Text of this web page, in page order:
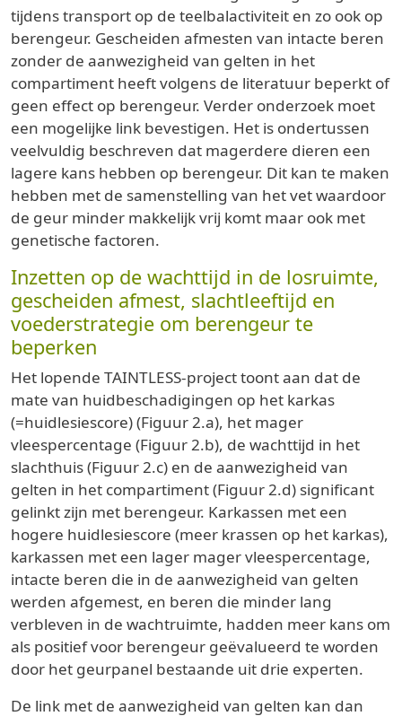
tijdens transport op de teelbalactiviteit en zo ook op
berengeur. Gescheiden afmesten van intacte beren
zonder de aanwezigheid van gelten in het
compartiment heeft volgens de literatuur beperkt of
geen effect op berengeur. Verder onderzoek moet
een mogelijke link bevestigen. Het is ondertussen
veelvuldig beschreven dat magerdere dieren een
lagere kans hebben op berengeur. Dit kan te maken
hebben met de samenstelling van het vet waardoor
de geur minder makkelijk vrij komt maar ook met
genetische factoren.
Inzetten op de wachttijd in de losruimte,
gescheiden afmest, slachtleeftijd en
voederstrategie om berengeur te
beperken
Het lopende TAINTLESS-project toont aan dat de
mate van huidbeschadigingen op het karkas
(=huidlesiescore) (Figuur 2.a), het mager
vleespercentage (Figuur 2.b), de wachttijd in het
slachthuis (Figuur 2.c) en de aanwezigheid van
gelten in het compartiment (Figuur 2.d) significant
gelinkt zijn met berengeur. Karkassen met een
hogere huidlesiescore (meer krassen op het karkas),
karkassen met een lager mager vleespercentage,
intacte beren die in de aanwezigheid van gelten
werden afgemest, en beren die minder lang
verbleven in de wachtruimte, hadden meer kans om
als positief voor berengeur geëvalueerd te worden
door het geurpanel bestaande uit drie experten.
De link met de aanwezigheid van gelten kan dan